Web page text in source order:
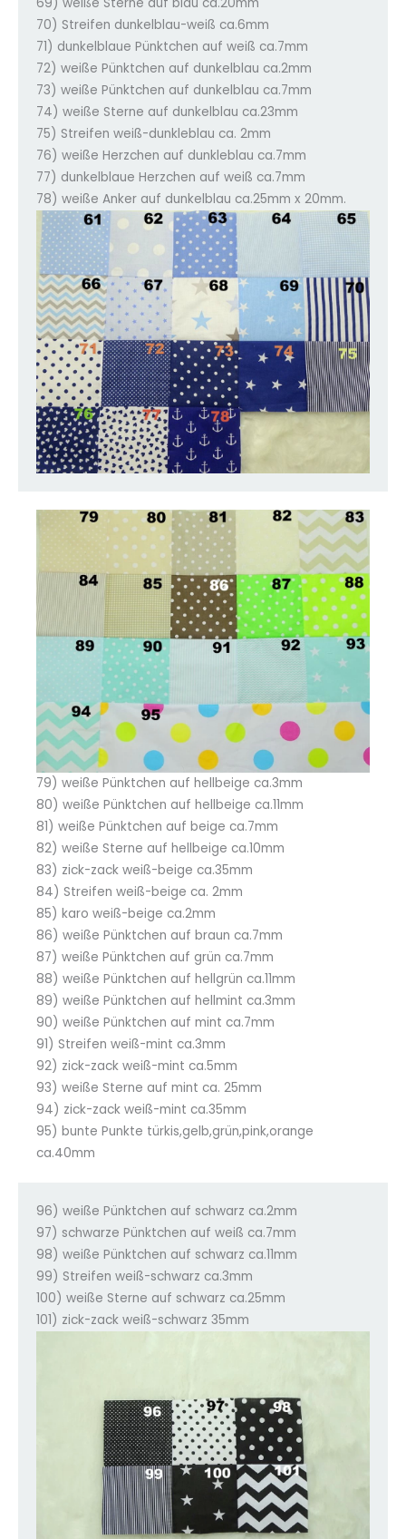
70) Streifen dunkelblau-weiß ca.6mm
71) dunkelblaue Pünktchen auf weiß ca.7mm
72) weiße Pünktchen auf dunkelblau ca.2mm
73) weiße Pünktchen auf dunkelblau ca.7mm
74) weiße Sterne auf dunkelblau ca.23mm
75) Streifen weiß-dunkleblau ca. 2mm
76) weiße Herzchen auf dunkleblau ca.7mm
77) dunkelblaue Herzchen auf weiß ca.7mm
78) weiße Anker auf dunkelblau ca.25mm x 20mm.
79) weiße Pünktchen auf hellbeige ca.3mm
80) weiße Pünktchen auf hellbeige ca.11mm
81) weiße Pünktchen auf beige ca.7mm
82) weiße Sterne auf hellbeige ca.10mm
83) zick-zack weiß-beige ca.35mm
84) Streifen weiß-beige ca. 2mm
85) karo weiß-beige ca.2mm
86) weiße Pünktchen auf braun ca.7mm
87) weiße Pünktchen auf grün ca.7mm
88) weiße Pünktchen auf hellgrün ca.11mm
89) weiße Pünktchen auf hellmint ca.3mm
90) weiße Pünktchen auf mint ca.7mm
91) Streifen weiß-mint ca.3mm
92) zick-zack weiß-mint ca.5mm
93) weiße Sterne auf mint ca. 25mm
94) zick-zack weiß-mint ca.35mm
95) bunte Punkte türkis,gelb,grün,pink,orange
ca.40mm
96) weiße Pünktchen auf schwarz ca.2mm
97) schwarze Pünktchen auf weiß ca.7mm
98) weiße Pünktchen auf schwarz ca.11mm
99) Streifen weiß-schwarz ca.3mm
100) weiße Sterne auf schwarz ca.25mm
101) zick-zack weiß-schwarz 35mm